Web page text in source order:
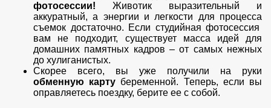
фотосессии! Животик выразительный и
аккуратный, а энергии и легкости для процесса
съемок достаточно. Если студийная фотосессия
вам не подходит, существует масса идей для
домашних памятных кадров – от самых нежных
до хулиганистых.
Скорее всего, вы уже получили на руки
обменную карту беременной. Теперь, если вы
оправляетесь поездку, берите ее с собой.